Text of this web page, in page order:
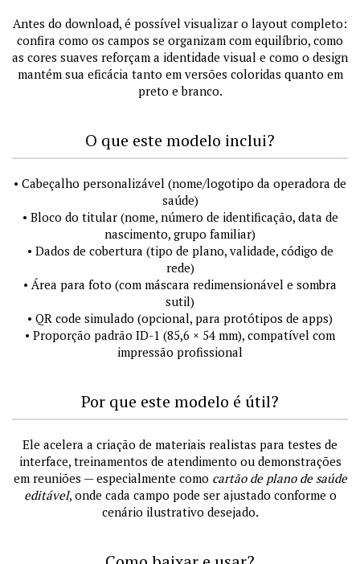
Antes do download, é possível visualizar o layout completo:
confira como os campos se organizam com equilíbrio, como
as cores suaves reforçam a identidade visual e como o design
mantém sua eficácia tanto em versões coloridas quanto em
preto e branco.
O que este modelo inclui?
• Cabeçalho personalizável (nome/logotipo da operadora de
saúde)
• Bloco do titular (nome, número de identificação, data de
nascimento, grupo familiar)
• Dados de cobertura (tipo de plano, validade, código de
rede)
• Área para foto (com máscara redimensionável e sombra
sutil)
• QR code simulado (opcional, para protótipos de apps)
• Proporção padrão ID-1 (85,6 × 54 mm), compatível com
impressão profissional
Por que este modelo é útil?
Ele acelera a criação de materiais realistas para testes de
interface, treinamentos de atendimento ou demonstrações
em reuniões — especialmente como cartão de plano de saúde
editável, onde cada campo pode ser ajustado conforme o
cenário ilustrativo desejado.